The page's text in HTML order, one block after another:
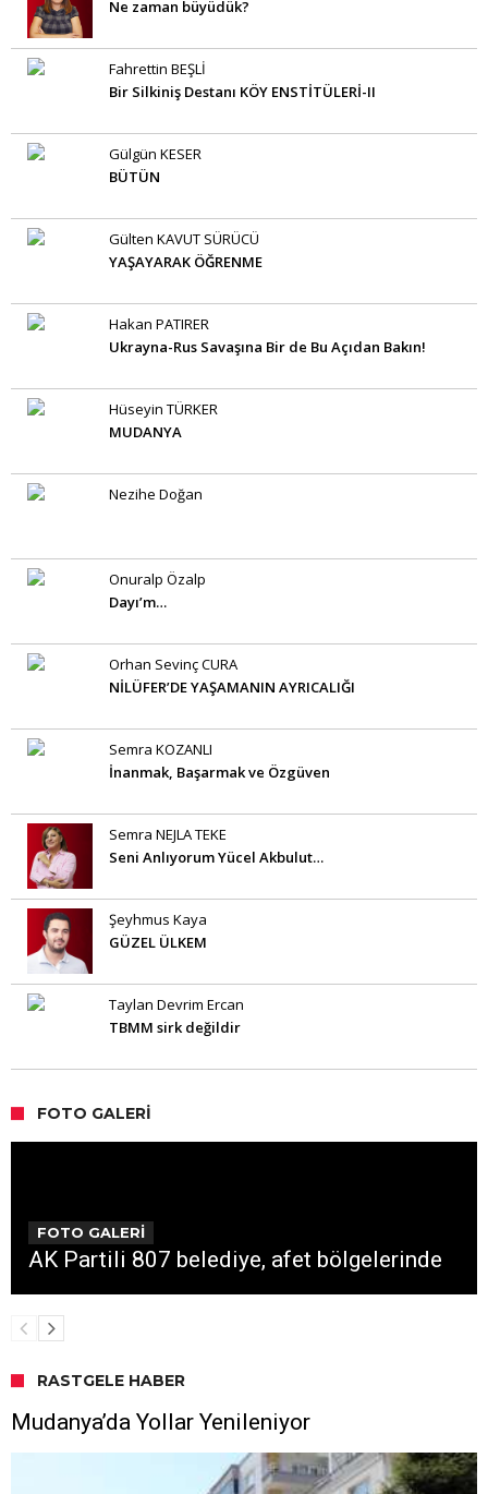
Ne zaman büyüdük?
Fahrettin BEŞLİ
Bir Silkiniş Destanı KÖY ENSTİTÜLERİ-II
Gülgün KESER
BÜTÜN
Gülten KAVUT SÜRÜCÜ
YAŞAYARAK ÖĞRENME
Hakan PATIRER
Ukrayna-Rus Savaşına Bir de Bu Açıdan Bakın!
Hüseyin TÜRKER
MUDANYA
Nezihe Doğan
Onuralp Özalp
Dayı’m…
Orhan Sevinç CURA
NİLÜFER’DE YAŞAMANIN AYRICALIĞI
Semra KOZANLI
İnanmak, Başarmak ve Özgüven
Semra NEJLA TEKE
Seni Anlıyorum Yücel Akbulut…
Şeyhmus Kaya
GÜZEL ÜLKEM
Taylan Devrim Ercan
TBMM sirk değildir
FOTO GALERI
FOTO GALERİ
AK Partili 807 belediye, afet bölgelerinde
RASTGELE HABER
Mudanya’da Yollar Yenileniyor